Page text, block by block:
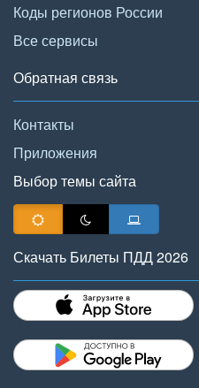
Коды регионов России
Все сервисы
Обратная связь
Контакты
Приложения
Выбор темы сайта
Скачать Билеты ПДД 2026